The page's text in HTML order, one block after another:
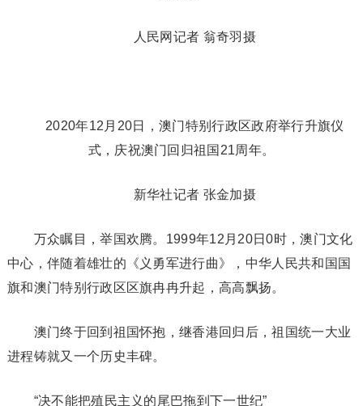
人民网记者 翁奇羽摄
2020年12月20日，澳门特别行政区政府举行升旗仪
式，庆祝澳门回归祖国21周年。
新华社记者 张金加摄
万众瞩目，举国欢腾。1999年12月20日0时，澳门文化
中心，伴随着雄壮的《义勇军进行曲》，中华人民共和国国
旗和澳门特别行政区区旗冉冉升起，高高飘扬。
澳门终于回到祖国怀抱，继香港回归后，祖国统一大业
进程铸就又一个历史丰碑。
“决不能把殖民主义的尾巴拖到下一世纪”